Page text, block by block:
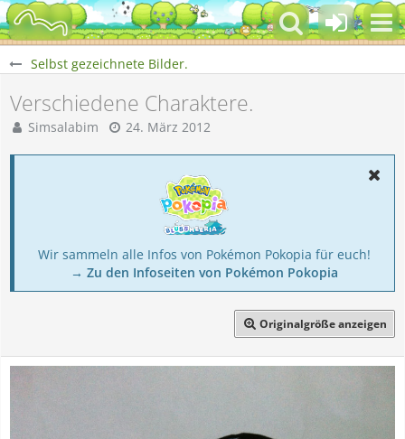
Selbst gezeichnete Bilder.
Verschiedene Charaktere.
Simsalabim 24. März 2012
Wir sammeln alle Infos von Pokémon Pokopia für euch!
→ Zu den Infoseiten von Pokémon Pokopia
Originalgröße anzeigen